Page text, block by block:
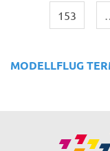
153
MODELLFLUG